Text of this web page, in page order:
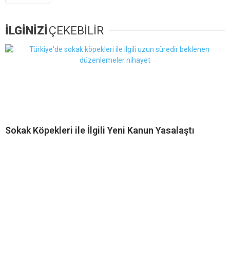
İLGİNİZİ ÇEKEBİLİR
Sokak Köpekleri ile İlgili Yeni Kanun Yasalaştı